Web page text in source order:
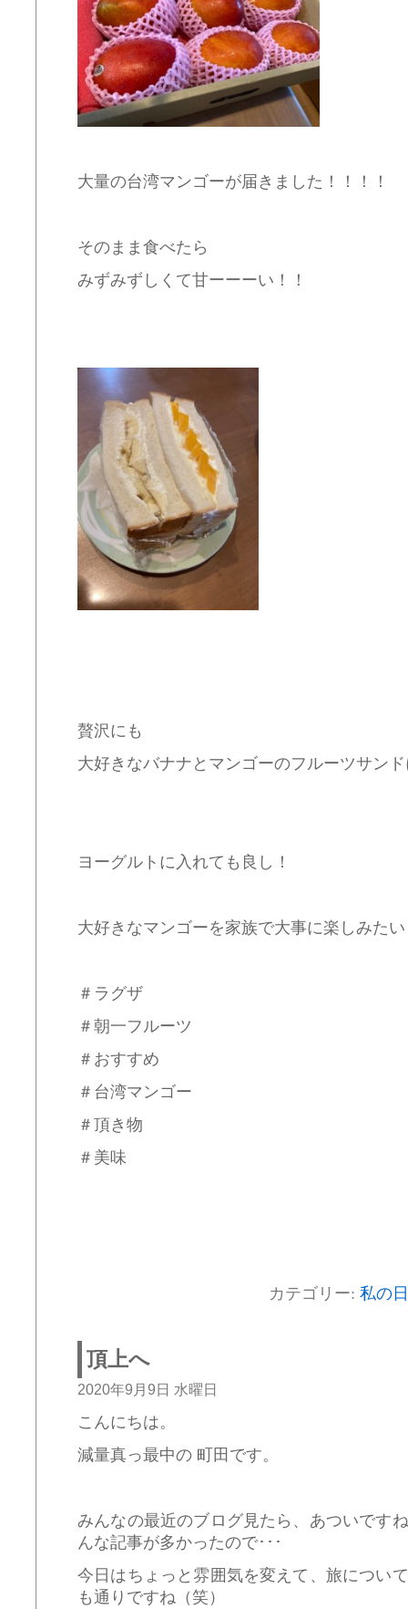
大量の台湾マンゴーが届きました！！！！
そのまま食べたら
みずみずしくて甘ーーーい！！
贅沢にも
大好きなバナナとマンゴーのフルーツサン
ヨーグルトに入れても良し！
大好きなマンゴーを家族で大事に楽しみた
＃ラグザ
＃朝一フルーツ
＃おすすめ
＃台湾マンゴー
＃頂き物
＃美味
カテゴリー: 私の
頂上へ
2020年9月9日 水曜日
こんにちは。
減量真っ最中の 町田です。
みんなの最近のブログ見たら、あついです
んな記事が多かったので･･･
今日はちょっと雰囲気を変えて、旅につい
も通りですね（笑）